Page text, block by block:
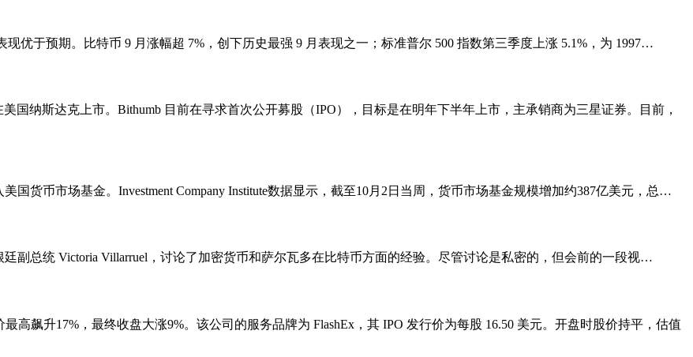
优于预期。比特币 9 月涨幅超 7%，创下历史最强 9 月表现之一；标准普尔 500 指数第三季度上涨 5.1%，为 1997…
国纳斯达克上市。Bithumb 目前在寻求首次公开募股（IPO），目标是在明年下半年上市，主承销商为三星证券。目前，
货币市场基金。Investment Company Institute数据显示，截至10月2日当周，货币市场基金规模增加约387亿美元，总…
副总统 Victoria Villarruel，讨论了加密货币和萨尔瓦多在比特币方面的经验。尽管讨论是私密的，但会前的一段视…
高飙升17%，最终收盘大涨9%。该公司的服务品牌为 FlashEx，其 IPO 发行价为每股 16.50 美元。开盘时股价持平，估值